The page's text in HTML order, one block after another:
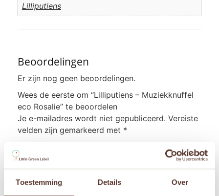
Toestemming Details Over
Lilliputiens
Beoordelingen
Er zijn nog geen beoordelingen.
Wees de eerste om “Lilliputiens – Muziekknuffel
eco Rosalie” te beoordelen
Je e-mailadres wordt niet gepubliceerd. Vereiste
velden zijn gemarkeerd met *
Je beoordeling*